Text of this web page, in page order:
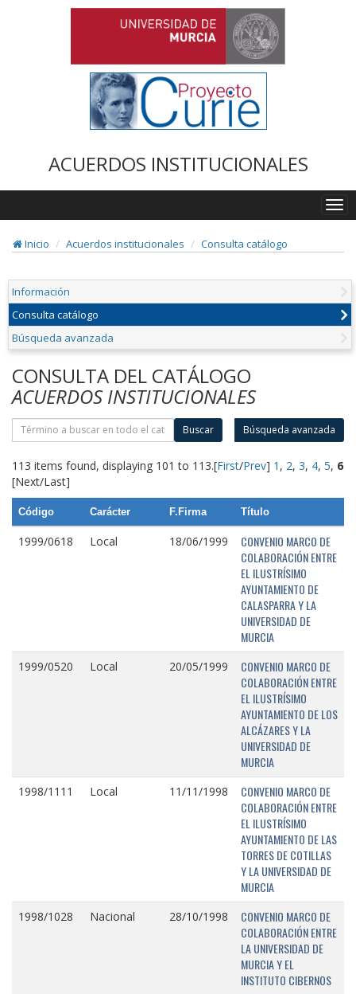
ACUERDOS INSTITUCIONALES
Inicio
Acuerdos institucionales Consulta catálogo
Información
Consulta catálogo
Búsqueda avanzada
CONSULTA DEL CATÁLOGO
ACUERDOS INSTITUCIONALES
Buscar Búsqueda avanzada
113 items found, displaying 101 to 113.[First/Prev] 1 , 2, 3, 4, 5, 6
[Next/Last]
Código Carácter F.Firma Título
1999/0618 Local 18/06/1999
CONVENIO MARCO DE
COLABORACIÓN ENTRE
EL ILUSTRÍSIMO
AYUNTAMIENTO DE
CALASPARRA Y LA
UNIVERSIDAD DE
MURCIA
1999/0520 Local 20/05/1999
CONVENIO MARCO DE
COLABORACIÓN ENTRE
EL ILUSTRÍSIMO
AYUNTAMIENTO DE LOS
ALCÁZARES Y LA
UNIVERSIDAD DE
MURCIA
1998/1111 Local 11/11/1998
CONVENIO MARCO DE
COLABORACIÓN ENTRE
EL ILUSTRÍSIMO
AYUNTAMIENTO DE LAS
TORRES DE COTILLAS
Y LA UNIVERSIDAD DE
MURCIA
1998/1028 Nacional 28/10/1998
CONVENIO MARCO DE
COLABORACIÓN ENTRE
LA UNIVERSIDAD DE
MURCIA Y EL
INSTITUTO CIBERNOS